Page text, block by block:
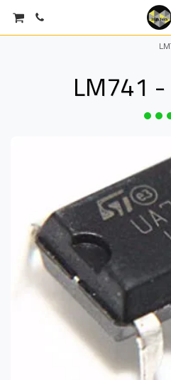
LM741